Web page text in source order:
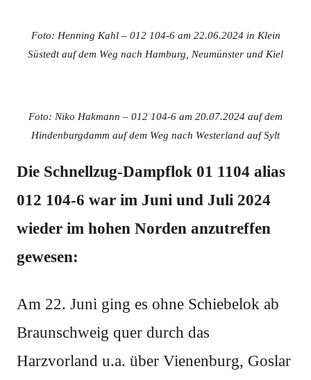
Foto: Henning Kahl – 012 104-6 am 22.06.2024 in Klein
Süstedt auf dem Weg nach Hamburg, Neumünster und Kiel
Foto: Niko Hakmann – 012 104-6 am 20.07.2024 auf dem
Hindenburgdamm auf dem Weg nach Westerland auf Sylt
Die Schnellzug-Dampflok 01 1104 alias
012 104-6 war im Juni und Juli 2024
wieder im hohen Norden anzutreffen
gewesen:
Am 22. Juni ging es ohne Schiebelok ab
Braunschweig quer durch das
Harzvorland u.a. über Vienenburg, Goslar